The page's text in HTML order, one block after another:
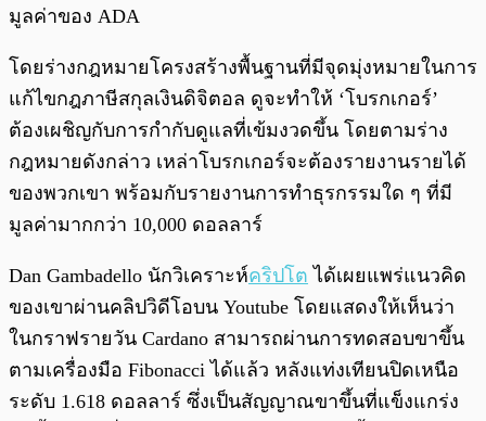
มูลค่าของ ADA
โดยร่างกฎหมายโครงสร้างพื้นฐานที่มีจุดมุ่งหมายในการ
แก้ไขกฎภาษีสกุลเงินดิจิตอล ดูจะทำให้ ‘โบรกเกอร์’
ต้องเผชิญกับการกำกับดูแลที่เข้มงวดขึ้น โดยตามร่าง
กฎหมายดังกล่าว เหล่าโบรกเกอร์จะต้องรายงานรายได้
ของพวกเขา พร้อมกับรายงานการทำธุรกรรมใด ๆ ที่มี
มูลค่ามากกว่า 10,000 ดอลลาร์
Dan Gambadello นักวิเคราะห์คริปโต ได้เผยแพร่แนวคิด
ของเขาผ่านคลิปวิดีโอบน Youtube โดยแสดงให้เห็นว่า
ในกราฟรายวัน Cardano สามารถผ่านการทดสอบขาขึ้น
ตามเครื่องมือ Fibonacci ได้แล้ว หลังแท่งเทียนปิดเหนือ
ระดับ 1.618 ดอลลาร์ ซึ่งเป็นสัญญาณขาขึ้นที่แข็งแกร่ง